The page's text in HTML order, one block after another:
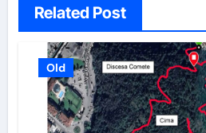
Related Post
Old